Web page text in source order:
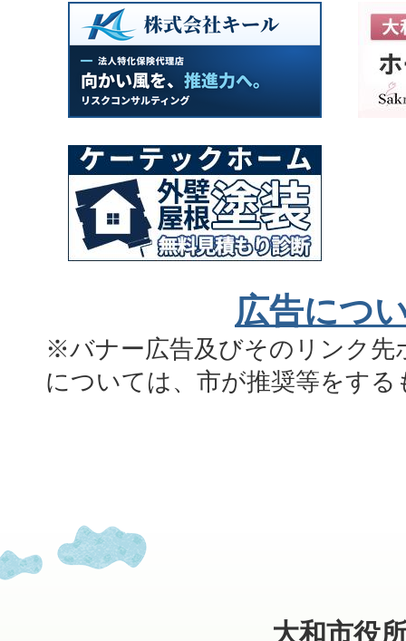
広告につ
※バナー広告及びそのリンク先
については、市が推奨等をす
大和市役